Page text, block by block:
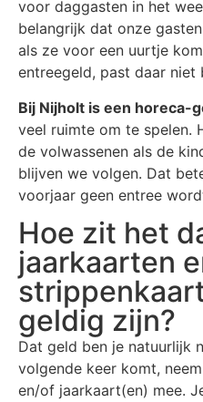
voor daggasten in het
belangrijk dat onze
als ze voor een uurtje
entreegeld, past daar niet
Bij Nijholt is een horeca-
veel ruimte om te spelen.
de volwassenen als de
blijven we volgen. Dat
voorjaar geen entree
Hoe zit het
jaarkaarten
geldig zijn?
Dat geld ben je natuurlijk
volgende keer komt,
en/of jaarkaart(en) mee.